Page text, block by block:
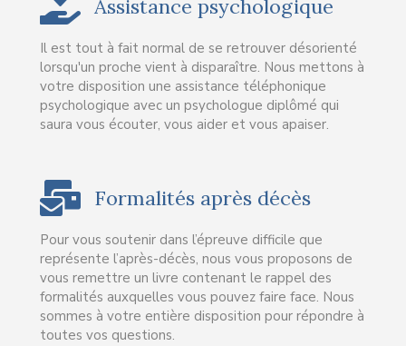
Assistance psychologique
Il est tout à fait normal de se retrouver désorienté
lorsqu'un proche vient à disparaître. Nous mettons à
votre disposition une assistance téléphonique
psychologique avec un psychologue diplômé qui
saura vous écouter, vous aider et vous apaiser.
Formalités après décès
Pour vous soutenir dans l’épreuve difficile que
représente l’après-décès, nous vous proposons de
vous remettre un livre contenant le rappel des
formalités auxquelles vous pouvez faire face. Nous
sommes à votre entière disposition pour répondre à
toutes vos questions.